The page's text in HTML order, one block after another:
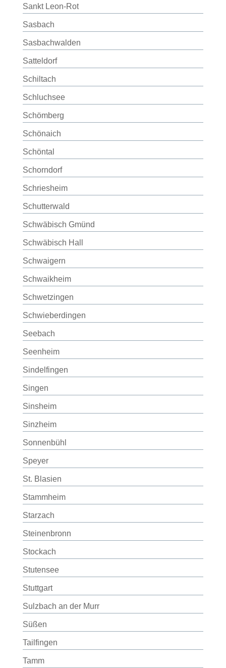
Sankt Leon-Rot
Sasbach
Sasbachwalden
Satteldorf
Schiltach
Schluchsee
Schömberg
Schönaich
Schöntal
Schorndorf
Schriesheim
Schutterwald
Schwäbisch Gmünd
Schwäbisch Hall
Schwaigern
Schwaikheim
Schwetzingen
Schwieberdingen
Seebach
Seenheim
Sindelfingen
Singen
Sinsheim
Sinzheim
Sonnenbühl
Speyer
St. Blasien
Stammheim
Starzach
Steinenbronn
Stockach
Stutensee
Stuttgart
Sulzbach an der Murr
Süßen
Tailfingen
Tamm